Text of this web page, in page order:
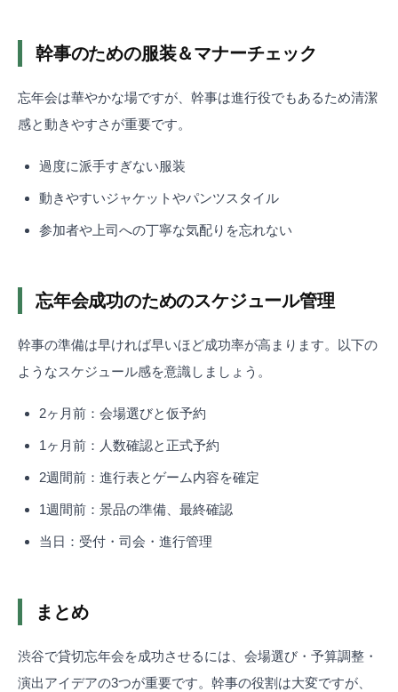
幹事のための服装＆マナーチェック
忘年会は華やかな場ですが、幹事は進行役でもあるため清潔
感と動きやすさが重要です。
過度に派手すぎない服装
動きやすいジャケットやパンツスタイル
参加者や上司への丁寧な気配りを忘れない
忘年会成功のためのスケジュール管理
幹事の準備は早ければ早いほど成功率が高まります。以下の
ようなスケジュール感を意識しましょう。
2ヶ月前：会場選びと仮予約
1ヶ月前：人数確認と正式予約
2週間前：進行表とゲーム内容を確定
1週間前：景品の準備、最終確認
当日：受付・司会・進行管理
まとめ
渋谷で貸切忘年会を成功させるには、会場選び・予算調整・
演出アイデアの3つが重要です。幹事の役割は大変ですが、